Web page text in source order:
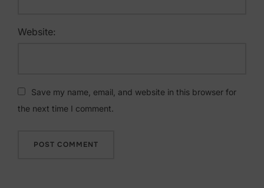
Website:
Save my name, email, and website in this browser for
the next time I comment.